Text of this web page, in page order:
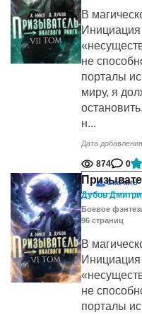
В
не
порталы
миру, я
н...
Дата
874 0
Скачать
Дубов
Боевое
96 cтраниц
В
не
порталы